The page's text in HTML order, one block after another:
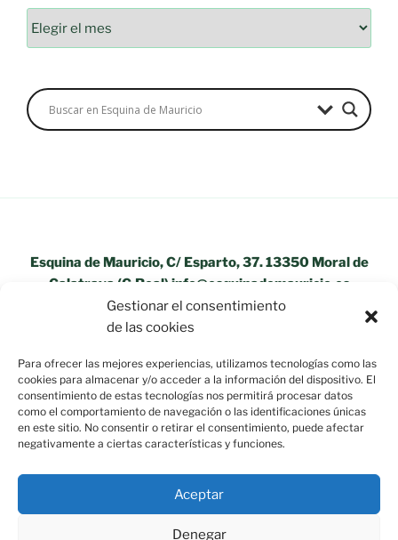
Gestionar el consentimiento
de las cookies
Para ofrecer las mejores experiencias, utilizamos tecnologías como las
cookies para almacenar y/o acceder a la información del dispositivo. El
consentimiento de estas tecnologías nos permitirá procesar datos
como el comportamiento de navegación o las identificaciones únicas
en este sitio. No consentir o retirar el consentimiento, puede afectar
negativamente a ciertas características y funciones.
Aceptar
Denegar
Esquina de Mauricio, C/ Esparto, 37. 13350 Moral de
Calatrava (C.Real) info@esquinademauricio.es
«Aviso Legal»